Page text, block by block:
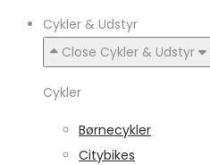
Cykler & Udstyr
Close Cykler & Udstyr
Cykler
Børnecykler
Citybikes